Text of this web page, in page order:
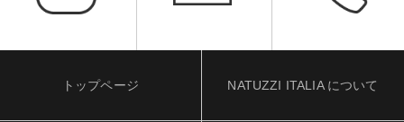
トップページ NATUZZI ITALIA について